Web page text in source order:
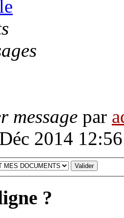
message par
2014 12:56
?